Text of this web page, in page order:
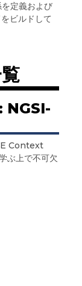
定義および
ビルドして
NGSI-
Context
ぶ上で不可欠